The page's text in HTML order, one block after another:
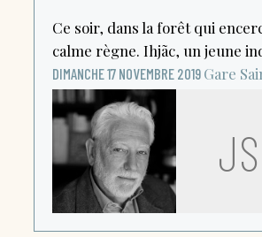
Ce soir, dans la forêt qui
calme règne. Ihjãc, un jeune
DIMANCHE 17 NOVEMBRE 2019 Gare
JS